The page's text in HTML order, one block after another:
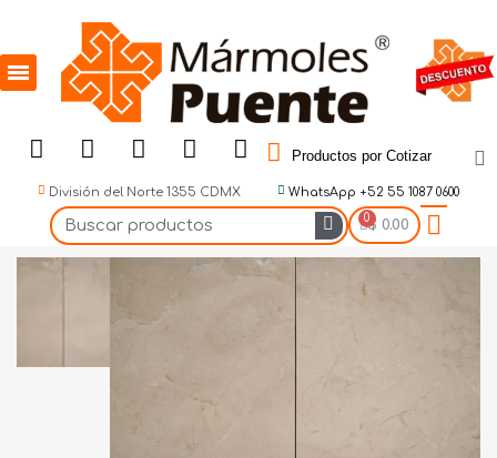
Productos por Cotizar
División del Norte 1355 CDMX WhatsApp +52 55 1087 0600
$ 0.00